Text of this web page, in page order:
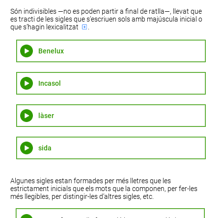
Són indivisibles—noes poden partir a final de ratlla—, llevat que
es tracti de les sigles que s’escriuen sols amb majúscula inicial o
que s’hagin lexicalitzat
Benelux
Incasol
làser
sida
Algunes sigles estan formades per més lletres que les
estrictament inicials que els mots que la componen, per fer-les
més llegibles, per distingir-les d’altres sigles, etc.